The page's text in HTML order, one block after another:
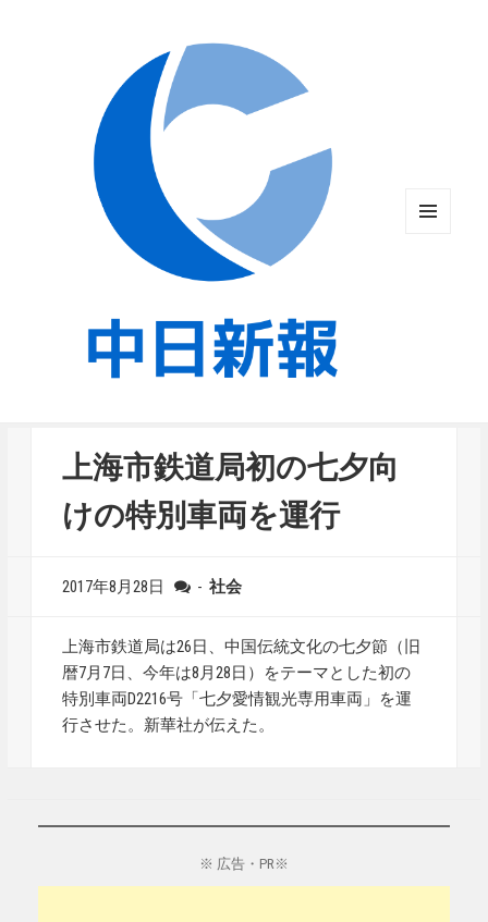
上海市鉄道局初の七夕向
けの特別車両を運行
2017年8月28日 - 社会
上海市鉄道局は26日、中国伝統文化の七夕節（旧
暦7月7日、今年は8月28日）をテーマとした初の
特別車両D2216号「七夕愛情観光専用車両」を運
行させた。新華社が伝えた。
※ 広告・PR※